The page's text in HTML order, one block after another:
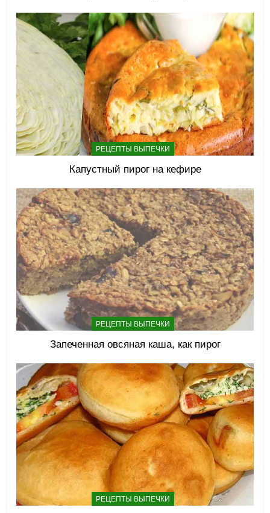
РЕЦЕПТЫ ВЫПЕЧКИ
Капустный пирог на кефире
РЕЦЕПТЫ ВЫПЕЧКИ
Запеченная овсяная каша, как пирог
РЕЦЕПТЫ ВЫПЕЧКИ